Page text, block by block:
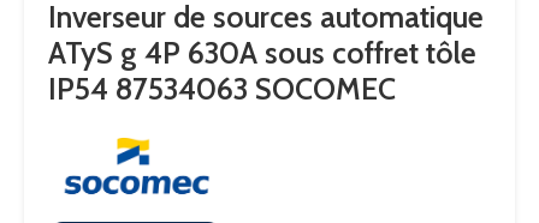
UNSPSC 39122205
CLASSE ETIM EC000216
Inverseur de sources automatique
ATyS g 4P 630A sous coffret tôle
IP54 87534063 SOCOMEC